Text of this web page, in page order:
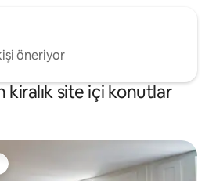
öneriyor
kiralık site içi konutlar
en beğenilenler arasında